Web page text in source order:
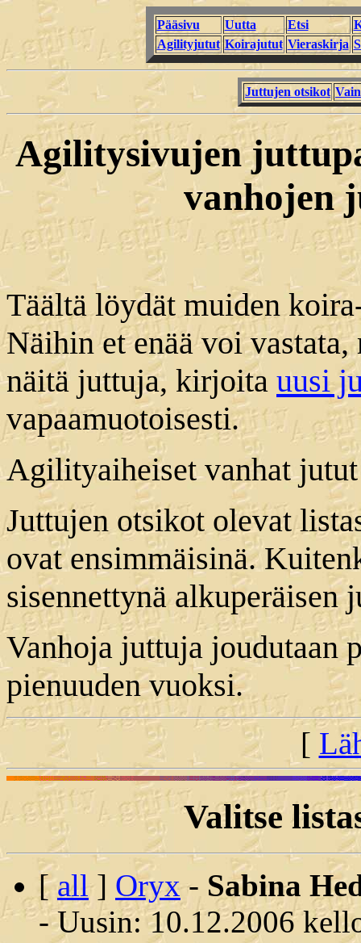
Pääsivu Uutta Etsi
Agilityjutut Koirajutut Vieraskirja
Juttujen otsikot
Agilitysivujen
vanhojen
Täältä löydät muiden
Näihin et enää voi
näitä juttuja, kirjoita uusi
vapaamuotoisesti.
Agilityaiheiset vanhat
Juttujen otsikot olevat
ovat ensimmäisinä.
sisennettynä alkuperäisen
Vanhoja juttuja joudutaan
pienuuden vuoksi.
[
Valitse
[all] Oryx- Sabina
- Uusin: 10.12.2006